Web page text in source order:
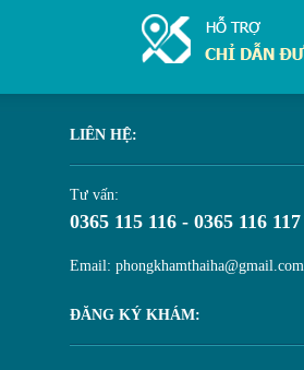
LIÊN HỆ:
Tư vấn:
0365 115 116 - 0365 116 117
Email: phongkhamthaiha@gmail.com
ĐĂNG KÝ KHÁM: